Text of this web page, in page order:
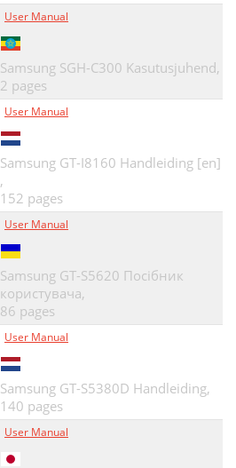
User Manual
Samsung SGH-C300 Kasutusjuhend,
2 pages
User Manual
Samsung GT-I8160 Handleiding [en]
,
152 pages
User Manual
Samsung GT-S5620 Посібник
користувача,
86 pages
User Manual
Samsung GT-S5380D Handleiding,
140 pages
User Manual